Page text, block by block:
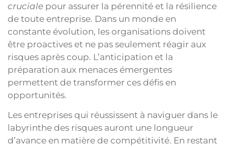
cruciale pour assurer la pérennité et la résilience
de toute entreprise. Dans un monde en
constante évolution, les organisations doivent
être proactives et ne pas seulement réagir aux
risques après coup. L’anticipation et la
préparation aux menaces émergentes
permettent de transformer ces défis en
opportunités.
Les entreprises qui réussissent à naviguer dans le
labyrinthe des risques auront une longueur
d’avance en matière de compétitivité. En restant